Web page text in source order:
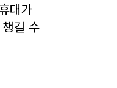
대가
길 수